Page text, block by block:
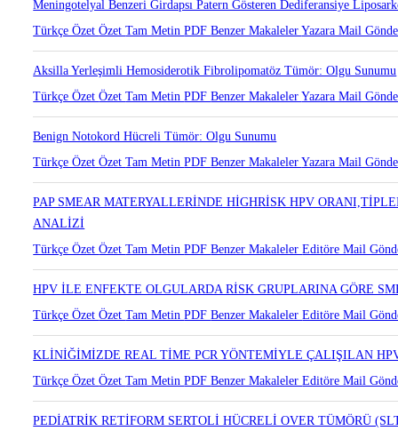
Türkçe ÖzetÖzetTam MetinPDFBenzer MakalelerYazara Mail
Meningotelyal Benzeri Girdapsı Patern Gösteren Dediferansiye
Türkçe ÖzetÖzetTam MetinPDFBenzer MakalelerYazara Mail
Aksilla Yerleşimli Hemosiderotik Fibrolipomatöz Tümör: Olgu Sunumu
Türkçe ÖzetÖzetTam MetinPDFBenzer Makaleler
Benign Notokord Hücreli Tümör: Olgu Sunumu
Türkçe ÖzetÖzetTam MetinPDFBenzer MakalelerYazara Mail
PAP SMEAR MATERYALLERİNDE HİGHRİSK HPV
ANALİZİ
Türkçe ÖzetÖzetTam MetinPDFBenzer MakalelerEditöre Mail
HPV İLE ENFEKTE OLGULARDA RİSK GRUPLARINA GÖRE
Türkçe ÖzetÖzetTam MetinPDFBenzer MakalelerEditöre Mail
KLİNİĞİMİZDE REAL TİME PCR YÖNTEMİYLE ÇALIŞILAN
Türkçe ÖzetÖzetTam MetinPDFBenzer MakalelerEditöre Mail